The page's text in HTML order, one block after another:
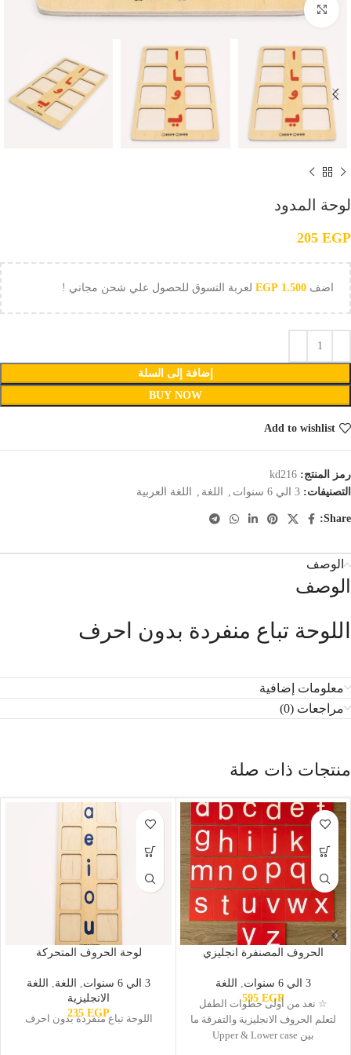
Click to enlarge
لوحة المدود
205 EGP
اضف 1.500
EGP لعربة التسوق للحصول علي شحن مجاني !
إضافة إلى السلة
BUY NOW
Add to wishlist
رمز المنتج: kd216
التصنيفات: 3 الي 6 سنوات , اللغة , اللغة العربية
Share:
الوصف
الوصف
اللوحة تباع منفردة بدون احرف
معلومات إضافية
مراجعات (0)
منتجات ذات صلة
الحروف المصنفرة انجليزي
3 الي 6 سنوات ,
اللغة
595 EGP
☆ تعد من أولى خطوات الطفل
لتعلم الحروف الانجليزية والتفرقة ما
بين Upper & Lower case
لوحة الحروف المتحركة
3 الي 6 سنوات , اللغة,
اللغة
الانجليزية
235 EGP
اللوحة تباع منفردة بدون احرف